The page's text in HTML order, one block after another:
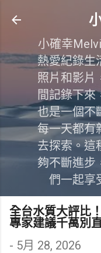
小確幸
熱愛紀錄生
照片和影片
間記錄下來
也是一個不
每一天都有
去探索。這
夠不斷進步
們一起享
全台水質大評比
專家建議千萬別
- 5月 28, 2026